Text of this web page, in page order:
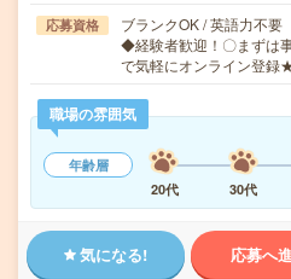
応募資格
ブランクOK / 英語力不要
◆経験者歓迎！〇まずは
で気軽にオンライン登
職場の雰囲気
年齢層
20代
30代
気になる! 応募へ